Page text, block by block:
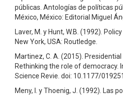
públicas. Antologías de políticas
México, México: Editorial Miguel
Laver, M. y Hunt, W.B. (1992).
New York, USA: Routledge.
Martinez, C. A. (2015).
Rethinking the role of democracy.
Science Revie. doi: 10.1177/
Meny, I. y Thoenig, J. (1992). Las